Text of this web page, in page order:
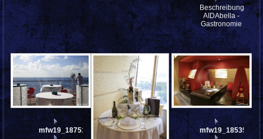
Beschreibung:
AIDAbella -
Gastronomie
mfw19_187514
mfw19_185355